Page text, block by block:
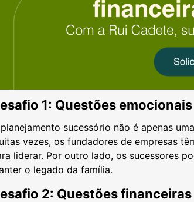
1: Questões emocionais
sucessório não é apenas
vezes, os fundadores de empresas
liderar. Por outro lado, os sucessores
o legado da família.
2: Questões financeiras